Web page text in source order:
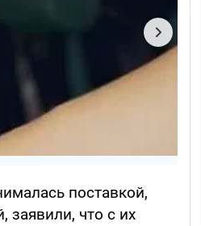
поставкой,
заявили, что с их